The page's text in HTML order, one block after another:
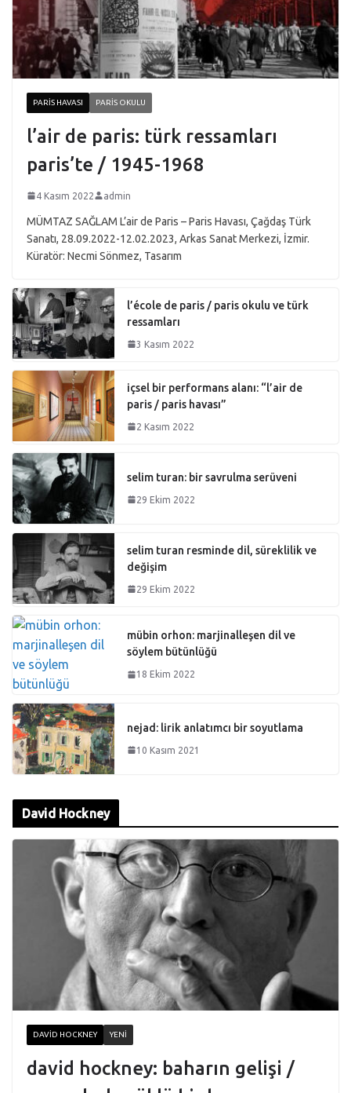
PARIS HAVASI PARIS OKULU
l’air de paris: türk ressamları
paris’te / 1945-1968
4 Kasım 2022 admin
MÜMTAZ SAĞLAM L’air de Paris – Paris Havası, Çağdaş Türk
Sanatı, 28.09.2022-12.02.2023, Arkas Sanat Merkezi, İzmir.
Küratör: Necmi Sönmez, Tasarım
l’école de paris / paris okulu ve türk
ressamları
3 Kasım 2022
içsel bir performans alanı: “l’air de
paris / paris havası”
2 Kasım 2022
selim turan: bir savrulma serüveni
29 Ekim 2022
selim turan resminde dil, süreklilik ve
değişim
29 Ekim 2022
mübin orhon: marjinalleşen dil ve
söylem bütünlüğü
18 Ekim 2022
nejad: lirik anlatımcı bir soyutlama
10 Kasım 2021
David Hockney
DAVID HOCKNEY YENI
david hockney: baharın gelişi /